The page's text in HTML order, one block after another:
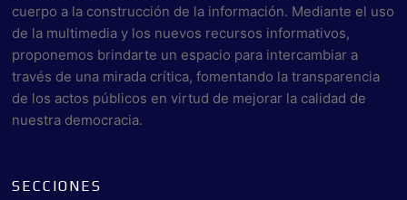
cuerpo a la construcción de la información. Mediante el uso
de la multimedia y los nuevos recursos informativos,
proponemos brindarte un espacio para intercambiar a
través de una mirada crítica, fomentando la transparencia
de los actos públicos en virtud de mejorar la calidad de
nuestra democracia.
SECCIONES